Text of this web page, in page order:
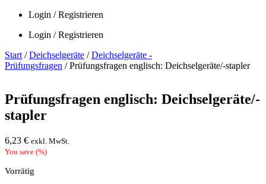
Login / Registrieren
Login / Registrieren
Start /Deichselgeräte /Deichselgeräte -
Prüfungsfragen / Prüfungsfragen englisch: Deichselgeräte/-stapler
Prüfungsfragen englisch: Deichselgeräte/-
stapler
6,23 € exkl. MwSt.
You save (%)
Vorrätig